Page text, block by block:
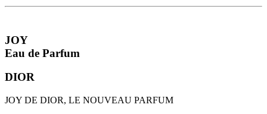
JOY
Eau de Parfum
DIOR
JOY DE DIOR, LE NOUVEAU PARFUM